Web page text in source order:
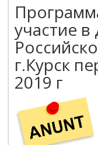
участие
г.Курск
2019 г